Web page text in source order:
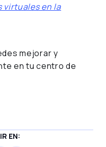
virtuales en la
mejorar y
en tu centro de
EN: